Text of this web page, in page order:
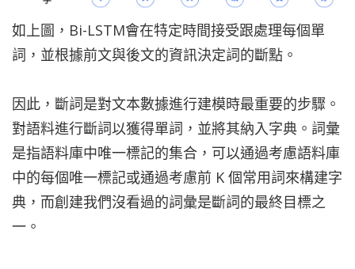
如上圖，Bi-LSTM會在特定時間接受跟處理每個單
詞，並根據前文與後文的資訊決定詞的斷點。
因此，斷詞是對文本數據進行建模時最重要的步驟。
對語料進行斷詞以獲得單詞，並將其納入字典。詞彙
是指語料庫中唯一標記的集合，可以通過考慮語料庫
中的每個唯一標記或通過考慮前 K 個常用詞來構建字
典，而創建我們沒看過的詞彙是斷詞的最終目標之
一。